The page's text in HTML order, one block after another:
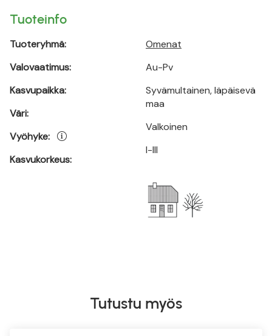
Tuoteinfo
Tuoteryhmä:
Valovaatimus:
Kasvupaikka:
Väri:
Vyöhyke:
Kasvukorkeus:
Omenat
Au-Pv
Syvämultainen, läpäisevä
maa
Valkoinen
I-III
Tutustu myös